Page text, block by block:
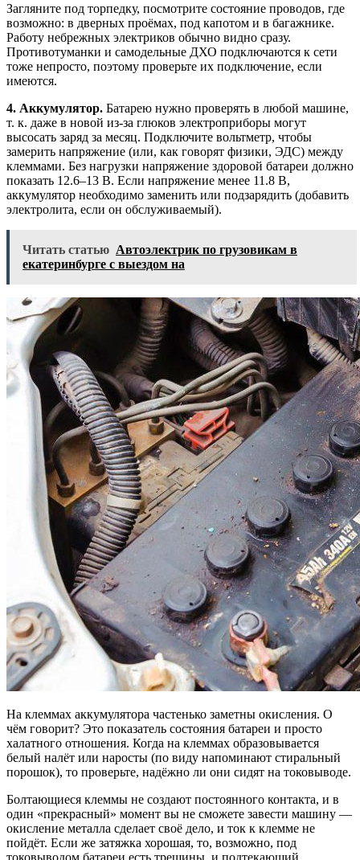
Загляните под торпедку, посмотрите состояние проводов, где
возможно: в дверных проёмах, под капотом и в багажнике.
Работу небрежных электриков обычно видно сразу.
Противотуманки и самодельные ДХО подключаются к сети
тоже непросто, поэтому проверьте их подключение, если
имеются.
4. Аккумулятор. Батарею нужно проверять в любой машине,
т. к. даже в новой из-за глюков электроприборы могут
высосать заряд за месяц. Подключите вольтметр, чтобы
замерить напряжение (или, как говорят физики, ЭДС) между
клеммами. Без нагрузки напряжение здоровой батареи должно
показать 12.6–13 В. Если напряжение менее 11.8 В,
аккумулятор необходимо заменить или подзарядить (добавить
электролита, если он обслуживаемый).
Читать статью Автоэлектрик по грузовикам в
екатеринбурге с выездом на
На клеммах аккумулятора частенько заметны окисления. О
чём говорит? Это показатель состояния батареи и просто
халатного отношения. Когда на клеммах образовывается
белый налёт или наросты (по виду напоминают стиральный
порошок), то проверьте, надёжно ли они сидят на токовыводе.
Болтающиеся клеммы не создают постоянного контакта, и в
один «прекрасный» момент вы не сможете завести машину —
окисление металла сделает своё дело, и ток к клемме не
пойдёт. Если же затяжка хорошая, то, возможно, под
токовыводом батареи есть трещины, и подтекающий